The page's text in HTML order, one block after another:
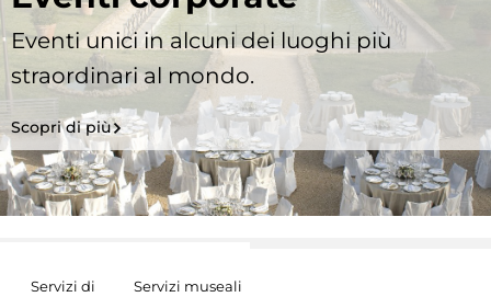
Eventi unici in alcuni dei luoghi più
straordinari al mondo.
Scopri di più
Servizi di
Servizi museali